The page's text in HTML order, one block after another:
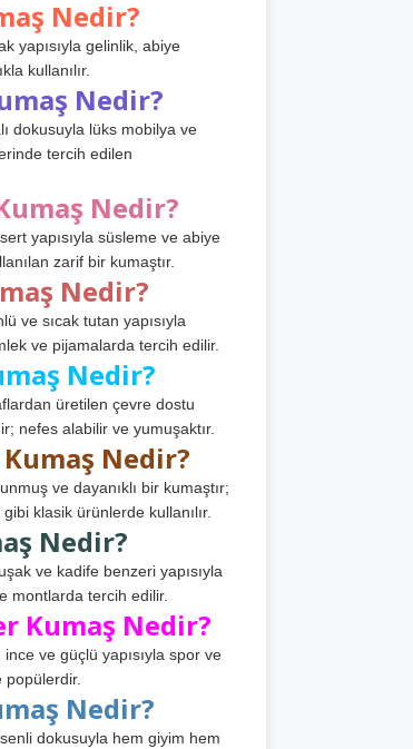
Nedir?
yapısıyla gelinlik, abiye
kullanılır.
Nedir?
dokusuyla lüks mobilya ve
tercih edilen
Nedir?
yapısıyla süsleme ve abiye
zarif bir kumaştır.
Nedir?
ve sıcak tutan yapısıyla
ve pijamalarda tercih edilir.
Nedir?
üretilen çevre dostu
nefes alabilir ve yumuşaktır.
Nedir?
ve dayanıklı bir kumaştır;
klasik ürünlerde kullanılır.
Nedir?
ve kadife benzeri yapısıyla
montlarda tercih edilir.
Kumaş Nedir?
ve güçlü yapısıyla spor ve
popülerdir.
Nedir?
dokusuyla hem giyim hem